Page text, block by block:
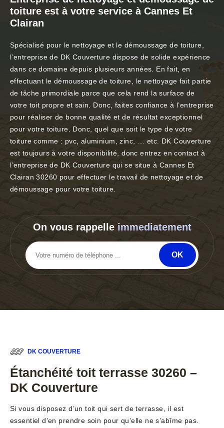
toiture est à votre service à Cannes Et
Clairan
Spécialisé pour le nettoyage et le démoussage de toiture,
l’entreprise de DK Couverture dispose de solide expérience
dans ce domaine depuis plusieurs années. En fait, en
effectuant le démoussage de toiture, le nettoyage fait partie
de tâche primordiale parce que cela rend la surface de
votre toit propre et sain. Donc, faites confiance à l’entreprise
pour réaliser de bonne qualité et de résultat exceptionnel
pour votre toiture. Donc, quel que soit le type de votre
toiture comme : pvc, aluminium, zinc, … etc. DK Couverture
est toujours à votre disponibilité, donc entrez en contact à
l’entreprise de DK Couverture qui se situe à Cannes Et
Clairan 30260 pour effectuer le travail de nettoyage et de
démoussage pour votre toiture.
On vous rappelle immediatement
DK COUVERTURE
Étanchéité toit terrasse 30260 –
DK Couverture
Si vous disposez d’un toit qui sert de terrasse, il est
essentiel d’en prendre soin pour qu’elle ne s’abîme pas.